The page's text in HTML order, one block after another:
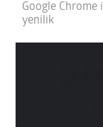
Google Chrome
yenilik